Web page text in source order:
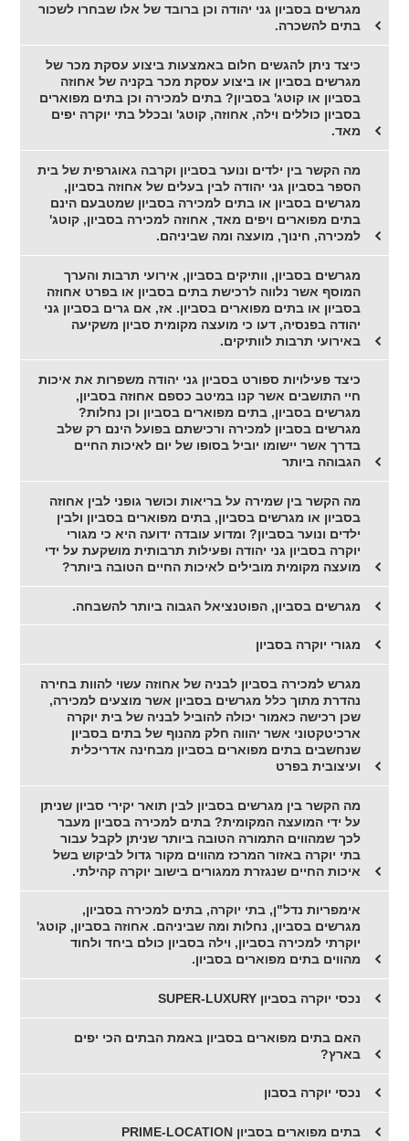
מגרשים בסביון גני יהודה וכן ברובד של אלו שבחרו לשכור
בתים להשכרה.
כיצד ניתן להגשים חלום באמצעות ביצוע עסקת מכר של
מגרשים בסביון או ביצוע עסקת מכר בקניה של אחוזה
בסביון או קוטג' בסביון? בתים למכירה וכן בתים מפוארים
בסביון כוללים וילה, אחוזה, קוטג' ובכלל בתי יוקרה יפים
מאד.
מה הקשר בין ילדים ונוער בסביון וקרבה גאוגרפית של בית
הספר בסביון גני יהודה לבין בעלים של אחוזה בסביון,
מגרשים בסביון או בתים למכירה בסביון שמטבעם הינם
בתים מפוארים ויפים מאד, אחוזה למכירה בסביון, קוטג'
למכירה, חינוך, מועצה ומה שביניהם.
מגרשים בסביון, וותיקים בסביון, אירועי תרבות והערך
המוסף אשר נלווה לרכישת בתים בסביון או בפרט אחוזה
בסביון או בתים מפוארים בסביון. אז, אם גרים בסביון גני
יהודה בפנסיה, דעו כי מועצה מקומית סביון משקיעה
באירועי תרבות לוותיקים.
כיצד פעילויות ספורט בסביון גני יהודה משפרות את איכות
חיי התושבים אשר קנו במיטב כספם אחוזה בסביון,
מגרשים בסביון, בתים מפוארים בסביון וכן נחלות?
מגרשים בסביון למכירה ורכישתם בפועל הינם רק שלב
בדרך אשר יישומו יוביל בסופו של יום לאיכות החיים
הגבוהה ביותר
מה הקשר בין שמירה על בריאות וכושר גופני לבין אחוזה
בסביון או מגרשים בסביון, בתים מפוארים בסביון ולבין
ילדים ונוער בסביון? ומדוע עובדה ידועה היא כי מגורי
יוקרה בסביון גני יהודה ופעילות תרבותית מושקעת על ידי
מועצה מקומית מובילים לאיכות החיים הטובה ביותר?
מגרשים בסביון, הפוטנציאל הגבוה ביותר להשבחה.
מגורי יוקרה בסביון
מגרש למכירה בסביון לבניה של אחוזה עשוי להוות בחירה
נהדרת מתוך כלל מגרשים בסביון אשר מוצעים למכירה,
שכן רכישה כאמור יכולה להוביל לבניה של בית יוקרה
ארכיטקטוני אשר יהווה חלק מהנוף של בתים בסביון
שנחשבים בתים מפוארים בסביון מבחינה אדריכלית
ועיצובית בפרט
מה הקשר בין מגרשים בסביון לבין תואר יקירי סביון שניתן
על ידי המועצה המקומית? בתים למכירה בסביון מעבר
לכך שמהווים התמורה הטובה ביותר שניתן לקבל עבור
בתי יוקרה באזור המרכז מהווים מקור גדול לביקוש בשל
איכות החיים שנגזרת ממגורים בישוב יוקרה קהילתי.
אימפריות נדל"ן, בתי יוקרה, בתים למכירה בסביון,
מגרשים בסביון, נחלות ומה שביניהם. אחוזה בסביון, קוטג'
יוקרתי למכירה בסביון, וילה בסביון כולם ביחד ולחוד
מהווים בתים מפוארים בסביון.
נכסי יוקרה בסביון SUPER-LUXURY
האם בתים מפוארים בסביון באמת הבתים הכי יפים
בארץ?
נכסי יוקרה בסבון
בתים מפוארים בסביון PRIME-LOCATION